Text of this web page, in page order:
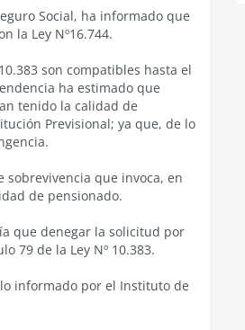
Social, ha informado que
la Ley Nº16.744.
son compatibles hasta el
ha estimado que
tenido la calidad de
Previsional; ya que, de lo
sobrevivencia que invoca, en
de pensionado.
que denegar la solicitud por
79 de la Ley Nº 10.383.
informado por el Instituto de